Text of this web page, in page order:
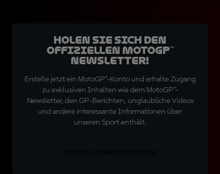
Holen Sie sich den
offiziellen MotoGP™
Newsletter!
Erstelle jetzt ein MotoGP™-Konto und erhalte Zugang
zu exklusiven Inhalten wie dem MotoGP™-
Newsletter, den GP-Berichten, unglaubliche Videos
und andere interessante Informationen über
unseren Sport enthält.